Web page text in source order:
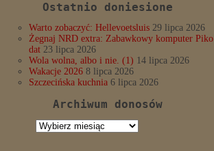
Ostatnio doniesione
Warto zobaczyć: Hellevoetsluis 29 lipca 2026
Żegnaj NRD extra: Zabawkowy komputer Piko
dat 23 lipca 2026
Wola wolna, albo i nie. (1) 14 lipca 2026
Wakacje 2026 8 lipca 2026
Szczecińska kuchnia 6 lipca 2026
Archiwum donosów
Archiwum